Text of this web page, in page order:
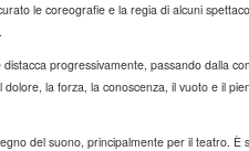
le coreografie e la regia di alcuni
.
progressivamente, passando dalla
la forza, la conoscenza, il vuoto e il
del suono, principalmente per il teatro. È